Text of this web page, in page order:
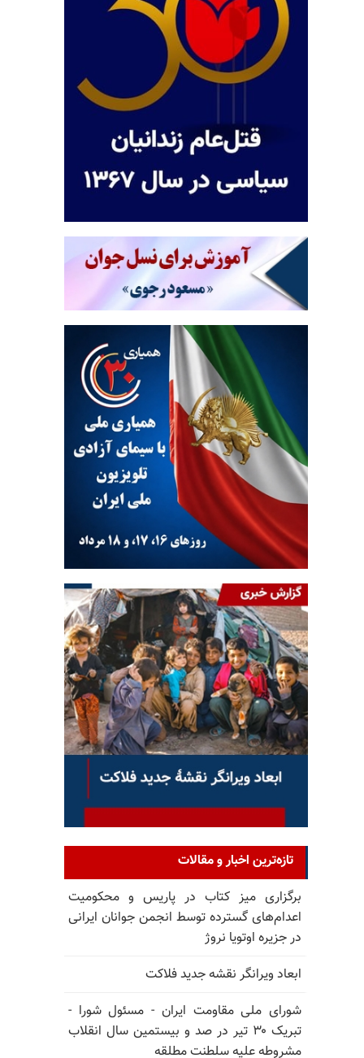
تازه‌ترین اخبار و مقالات
برگزاری میز کتاب در پاریس و محکومیت
اعدام‌های گسترده توسط انجمن جوانان ایرانی
در جزیره اوتویا نروژ
ابعاد ویرانگر نقشه جدید فلاکت
شورای ملی مقاومت ایران - مسئول شورا -
تبریک ۳۰ تیر در صد و بیستمین سال انقلاب
مشروطه علیه سلطنت مطلقه